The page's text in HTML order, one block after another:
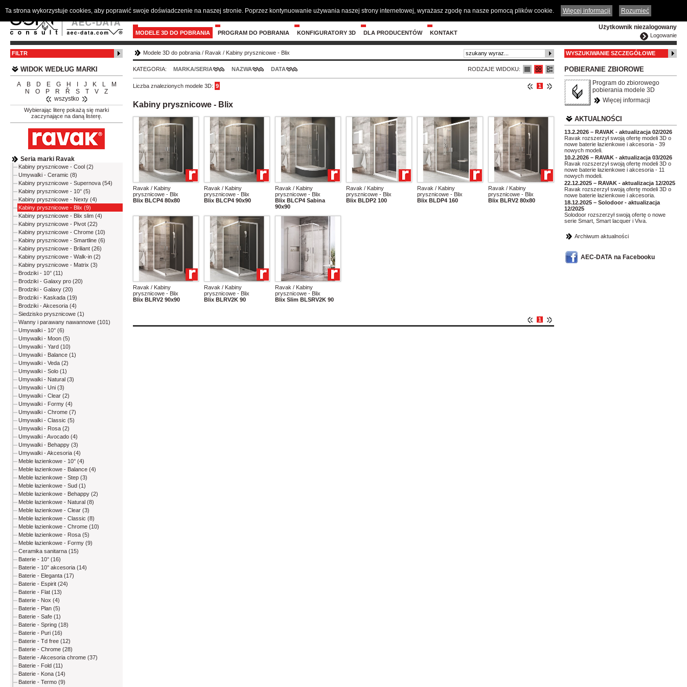
ČESKY ENGLISH DEUTSCH
Użytkownik niezalogowany
Logowanie
MODELE 3D DO POBRANIA PROGRAM DO POBRANIA KONFIGURATORY 3D DLA PRODUCENTÓW KONTAKT
FILTR
WIDOK WEDŁUG MARKI
A B D E G H J K L
M
N
O P R Ř S T V
Z
wszystko
Wybierając literę pokażą się marki
zaczynające na daną listerę.
Seria marki Ravak
Kabiny prysznicowe - Cool (2)
Umywalki - Ceramic (8)
Kabiny prysznicowe - Supernova (54)
Kabiny prysznicowe - 10° (5)
Kabiny prysznicowe - Nexty (4)
Kabiny prysznicowe - Blix (9)
Kabiny prysznicowe - Blix slim (4)
Kabiny prysznicowe - Pivot (22)
Kabiny prysznicowe - Chrome (10)
Kabiny prysznicowe - Smartline (6)
Kabiny prysznicowe - Briliant (26)
Kabiny prysznicowe - Walk-in (2)
Kabiny prysznicowe - Matrix (3)
Brodziki - 10° (11)
Brodziki - Galaxy pro (20)
Brodziki - Galaxy (20)
Brodziki - Kaskada (19)
Brodziki - Akcesoria (4)
Siedzisko prysznicowe (1)
Wanny i parawany nawannowe (101)
Umywalki - 10° (6)
Umywalki - Moon (5)
Umywalki - Yard (10)
Umywalki - Balance (1)
Umywalki - Veda (2)
Umywalki - Solo (1)
Umywalki - Natural (3)
Umywalki - Uni (3)
Umywalki - Clear (2)
Umywalki - Formy (4)
Umywalki - Chrome (7)
Umywalki - Classic (5)
Umywalki - Rosa (2)
Umywalki - Avocado (4)
Umywalki - Behappy (3)
Umywalki - Akcesoria (4)
Meble łazienkowe - 10° (4)
Meble łazienkowe - Balance (4)
Meble łazienkowe - Step (3)
Meble łazienkowe - Sud (1)
Meble łazienkowe - Behappy (2)
Meble łazienkowe - Natural (8)
Meble łazienkowe - Clear (3)
Meble łazienkowe - Classic (8)
Meble łazienkowe - Chrome (10)
Meble łazienkowe - Rosa (5)
Meble łazienkowe - Formy (9)
Ceramika sanitarna (15)
Baterie - 10° (16)
Baterie - 10° akcesoria (14)
Baterie - Eleganta (17)
Baterie - Espirit (24)
Baterie - Flat (13)
Baterie - Nox (4)
Baterie - Plan (5)
Baterie - Safe (1)
Baterie - Spring (18)
Baterie - Puri (16)
Baterie - Td free (12)
Baterie - Chrome (28)
Baterie - Akcesoria chrome (37)
Baterie - Fold (11)
Baterie - Kona (14)
Baterie - Termo (9)
Modele 3D do pobrania / Ravak / Kabiny prysznicowe - Blix
RODZAJE WIDOKU:
KATEGORIA: MARKA/SERIA NAZWA DATA
1
Liczba znalezionych modele 3D: 9
Kabiny prysznicowe - Blix
Ravak / Kabiny
prysznicowe - Blix
Blix BLCP4 80x80
Ravak / Kabiny
prysznicowe - Blix
Blix BLCP4 90x90
Ravak / Kabiny
prysznicowe - Blix
Blix BLCP4 Sabina
90x90
Ravak / Kabiny
prysznicowe - Blix
Blix BLDP2 100
Ravak / Kabiny
prysznicowe - Blix
Blix BLDP4 160
Ravak / Kabiny
prysznicowe - Blix
Blix BLRV2 80x80
Ravak / Kabiny
prysznicowe - Blix
Blix BLRV2 90x90
Ravak / Kabiny
prysznicowe - Blix
Blix BLRV2K 90
Ravak / Kabiny
prysznicowe - Blix
Blix Slim BLSRV2K 90
1
WYSZUKIWANIE SZCZEGÓŁOWE
POBIERANIE ZBIOROWE
Program do zbiorowego
pobierania modele 3D
Więcej informacji
AKTUALNOŚCI
13.2.2026 – RAVAK - aktualizacja 02/2026
Ravak rozszerzył swoją ofertę modeli 3D o
nowe baterie łazienkowe i akcesoria - 39
nowych modeli.
10.2.2026 – RAVAK - aktualizacja 03/2026
Ravak rozszerzył swoją ofertę modeli 3D o
nowe baterie łazienkowe i akcesoria - 11
nowych modeli.
22.12.2025 – RAVAK - aktualizacja 12/2025
Ravak rozszerzył swoją ofertę modeli 3D o
nowe baterie łazienkowe i akcesoria.
18.12.2025 – Solodoor - aktualizacja
12/2025
Solodoor rozszerzył swoją ofertę o nowe
serie Smart, Smart lacquer i Viva.
Archiwum aktualności
AEC-DATA na Facebooku
Ta strona wykorzystuje cookies, aby poprawić swoje doświadczenie na naszej stronie. Poprzez kontynuowanie używania naszej strony internetowej, wyrażasz zgodę na nasze pomocą plików cookie. Więcej informacji Rozumieć